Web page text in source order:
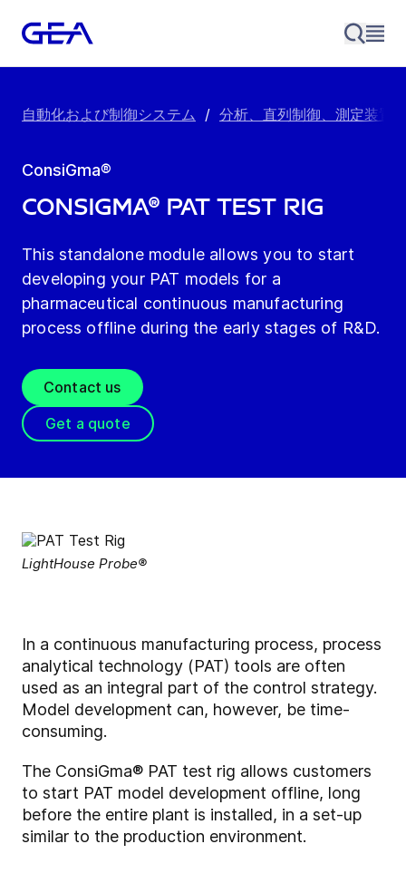
自動化および制御システム / 分析、直列制御、測定装置
ConsiGma®
ConsiGma® PAT Test Rig
This standalone module allows you to start
developing your PAT models for a
pharmaceutical continuous manufacturing
process offline during the early stages of R&D.
Contact us
Get a quote
LightHouse Probe®
In a continuous manufacturing process, process
analytical technology (PAT) tools are often
used as an integral part of the control strategy.
Model development can, however, be time-
consuming.
The ConsiGma® PAT test rig allows customers
to start PAT model development offline, long
before the entire plant is installed, in a set-up
similar to the production environment.